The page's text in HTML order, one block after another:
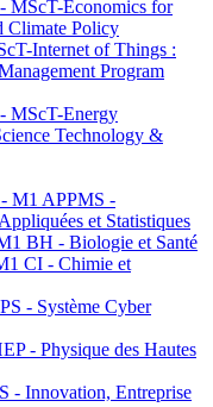
MScT-Economics for
Climate Policy
Internet of Things :
Program
MScT-Energy
Technology &
M1 APPMS -
et Statistiques
BH - Biologie et Santé
CI - Chimie et
- Système Cyber
- Physique des Hautes
- Innovation, Entreprise